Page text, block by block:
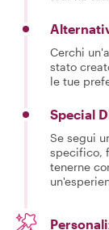
Cerchi
stato
le tue
Special
Se segui
specifico,
tenerne